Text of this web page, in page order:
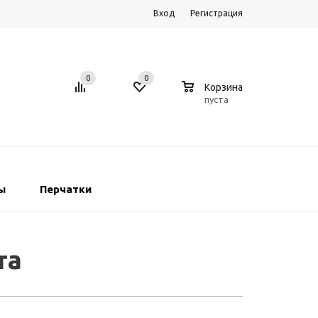
Вход Регистрация
0 0
Корзина
пуста
Перчатки